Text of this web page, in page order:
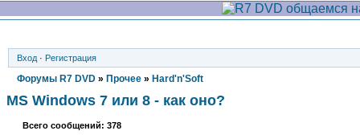
Вход · Регистрация
Форумы R7 DVD » Прочее » Hard'n'Soft
MS Windows 7 или 8 - как оно?
Всего сообщений: 378